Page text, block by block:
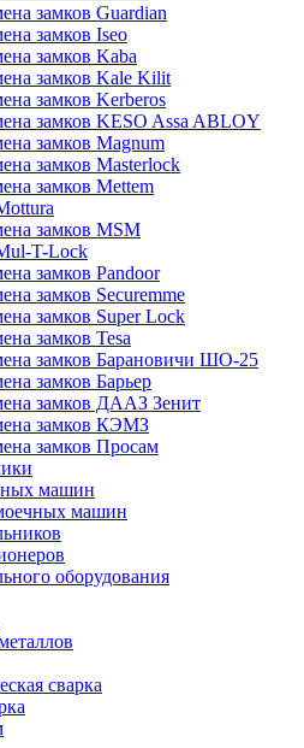
замков Guardian
замков Iseo
замков Kaba
замков Kale Kilit
замков Kerberos
замков KESO Assa ABLOY
замков Magnum
замков Masterlock
замков Mettem
замков MSM
T-Lock
замков Pandoor
замков Securemme
замков Super Lock
замков Tesa
замков Барановичи ШО-25
замков Барьер
замков ДААЗ Зенит
замков КЭМЗ
замков Просам
машин
машин
оборудования
сварка